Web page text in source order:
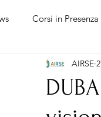
Corsi in Presenza
AIRSE